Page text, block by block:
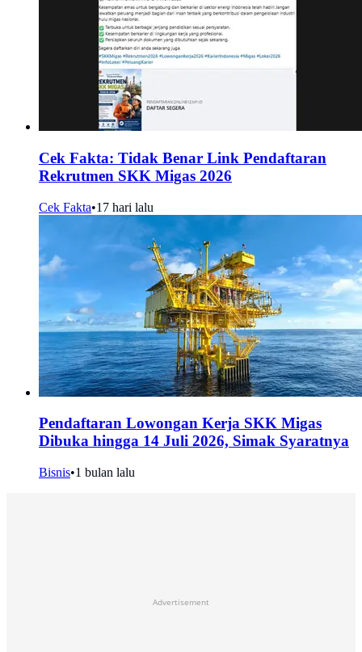
Cek Fakta: Tidak Benar Link Pendaftaran
Rekrutmen SKK Migas 2026
Cek Fakta•17 hari lalu
Pendaftaran Lowongan Kerja SKK Migas
Dibuka hingga 14 Juli 2026, Simak Syaratnya
Bisnis•1 bulan lalu
Advertisement